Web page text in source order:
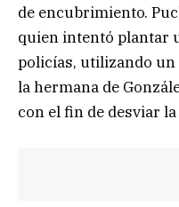
de encubrimiento.
quien intentó plantar
policías, utilizando
la hermana de
con el fin de desviar